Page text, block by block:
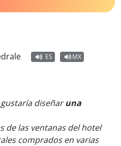
ES MX
diseñaruna
de las ventanas del hotel
comprados en varias